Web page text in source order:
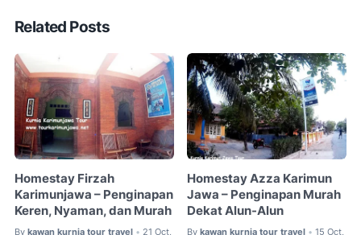
Related Posts
Homestay Firzah
Karimunjawa – Penginapan
Keren, Nyaman, dan Murah
By kawan kurnia tour travel • 21 Oct,
Homestay Azza Karimun
Jawa – Penginapan Murah
Dekat Alun-Alun
By kawan kurnia tour travel • 15 Oct,